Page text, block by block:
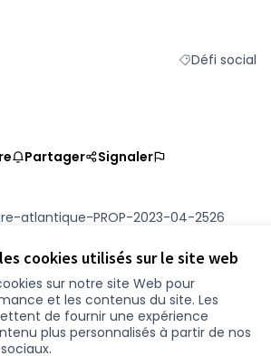
cookies utilisés sur le site web
sur notre site Web pour
et les contenus du site. Les
de fournir une expérience
plus personnalisés à partir de nos
Filtrer les
Défi social
Partager Signaler
atlantique-PROP-2023-04-2526
l'empreinte numérique
sur Facebook
sur Instagram
atlantique.fr sur YouTube